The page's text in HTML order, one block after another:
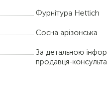
Фурнітура Hettich
Сосна арізонська
За детальною
продавця-